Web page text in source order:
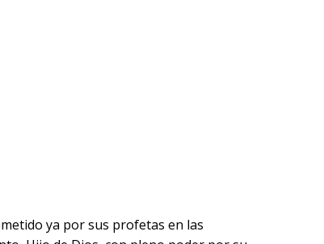
ya por sus profetas en las